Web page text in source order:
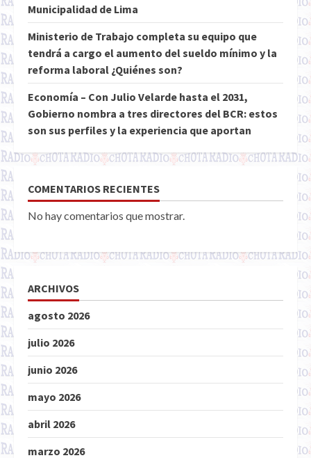
Municipalidad de Lima
Ministerio de Trabajo completa su equipo que
tendrá a cargo el aumento del sueldo mínimo y la
reforma laboral ¿Quiénes son?
Economía – Con Julio Velarde hasta el 2031,
Gobierno nombra a tres directores del BCR: estos
son sus perfiles y la experiencia que aportan
COMENTARIOS RECIENTES
No hay comentarios que mostrar.
ARCHIVOS
agosto 2026
julio 2026
junio 2026
mayo 2026
abril 2026
marzo 2026